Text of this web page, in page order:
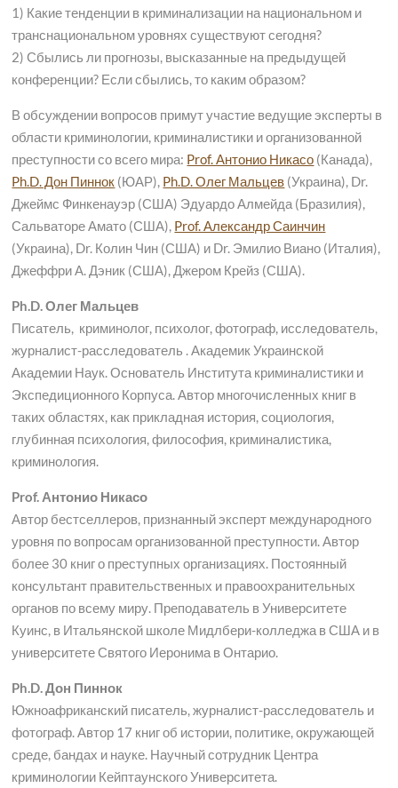
1) Какие тенденции в криминализации на национальном и
транснациональном уровнях существуют сегодня?
2) Сбылись ли прогнозы, высказанные на предыдущей
конференции? Если сбылись, то каким образом?
В обсуждении вопросов примут участие ведущие эксперты в
области криминологии, криминалистики и организованной
преступности со всего мира: Prof. Антонио Никасо (Канада),
Ph.D. Дон Пиннок (ЮАР), Ph.D. Олег Мальцев (Украина), Dr.
Джеймс Финкенауэр (США) Эдуардо Алмейда (Бразилия),
Сальваторе Амато (США), Prof. Александр Саинчин
(Украина), Dr. Колин Чин (США) и Dr. Эмилио Виано (Италия),
Джеффри А. Дэник (США), Джером Крейз (США).
Ph.D. Олег Мальцев
Писатель, криминолог, психолог, фотограф, исследователь,
журналист-расследователь . Академик Украинской
Академии Наук. Основатель Института криминалистики и
Экспедиционного Корпуса. Автор многочисленных книг в
таких областях, как прикладная история, социология,
глубинная психология, философия, криминалистика,
криминология.
Prof. Антонио Никасо
Автор бестселлеров, признанный эксперт международного
уровня по вопросам организованной преступности. Автор
более 30 книг о преступных организациях. Постоянный
консультант правительственных и правоохранительных
органов по всему миру. Преподаватель в Университете
Куинс, в Итальянской школе Мидлбери-колледжа в США и в
университете Святого Иеронима в Онтарио.
Ph.D. Дон Пиннок
Южноафриканский писатель, журналист-расследователь и
фотограф. Автор 17 книг об истории, политике, окружающей
среде, бандах и науке. Научный сотрудник Центра
криминологии Кейптаунского Университета.